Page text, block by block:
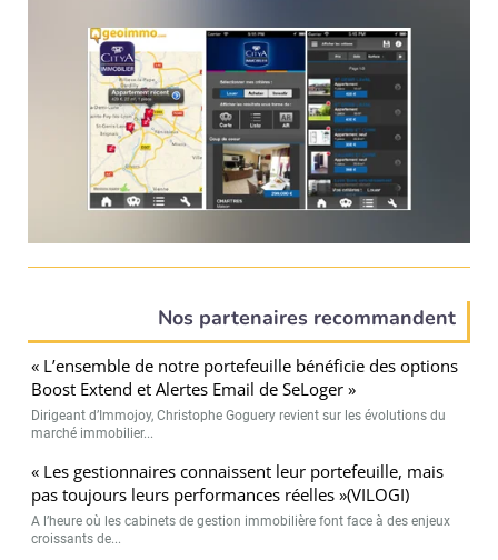
Nos partenaires recommandent
« L’ensemble de notre portefeuille bénéficie des options
Boost Extend et Alertes Email de SeLoger »
Dirigeant d’Immojoy, Christophe Goguery revient sur les évolutions du
marché immobilier...
« Les gestionnaires connaissent leur portefeuille, mais
pas toujours leurs performances réelles »(VILOGI)
A l’heure où les cabinets de gestion immobilière font face à des enjeux
croissants de...